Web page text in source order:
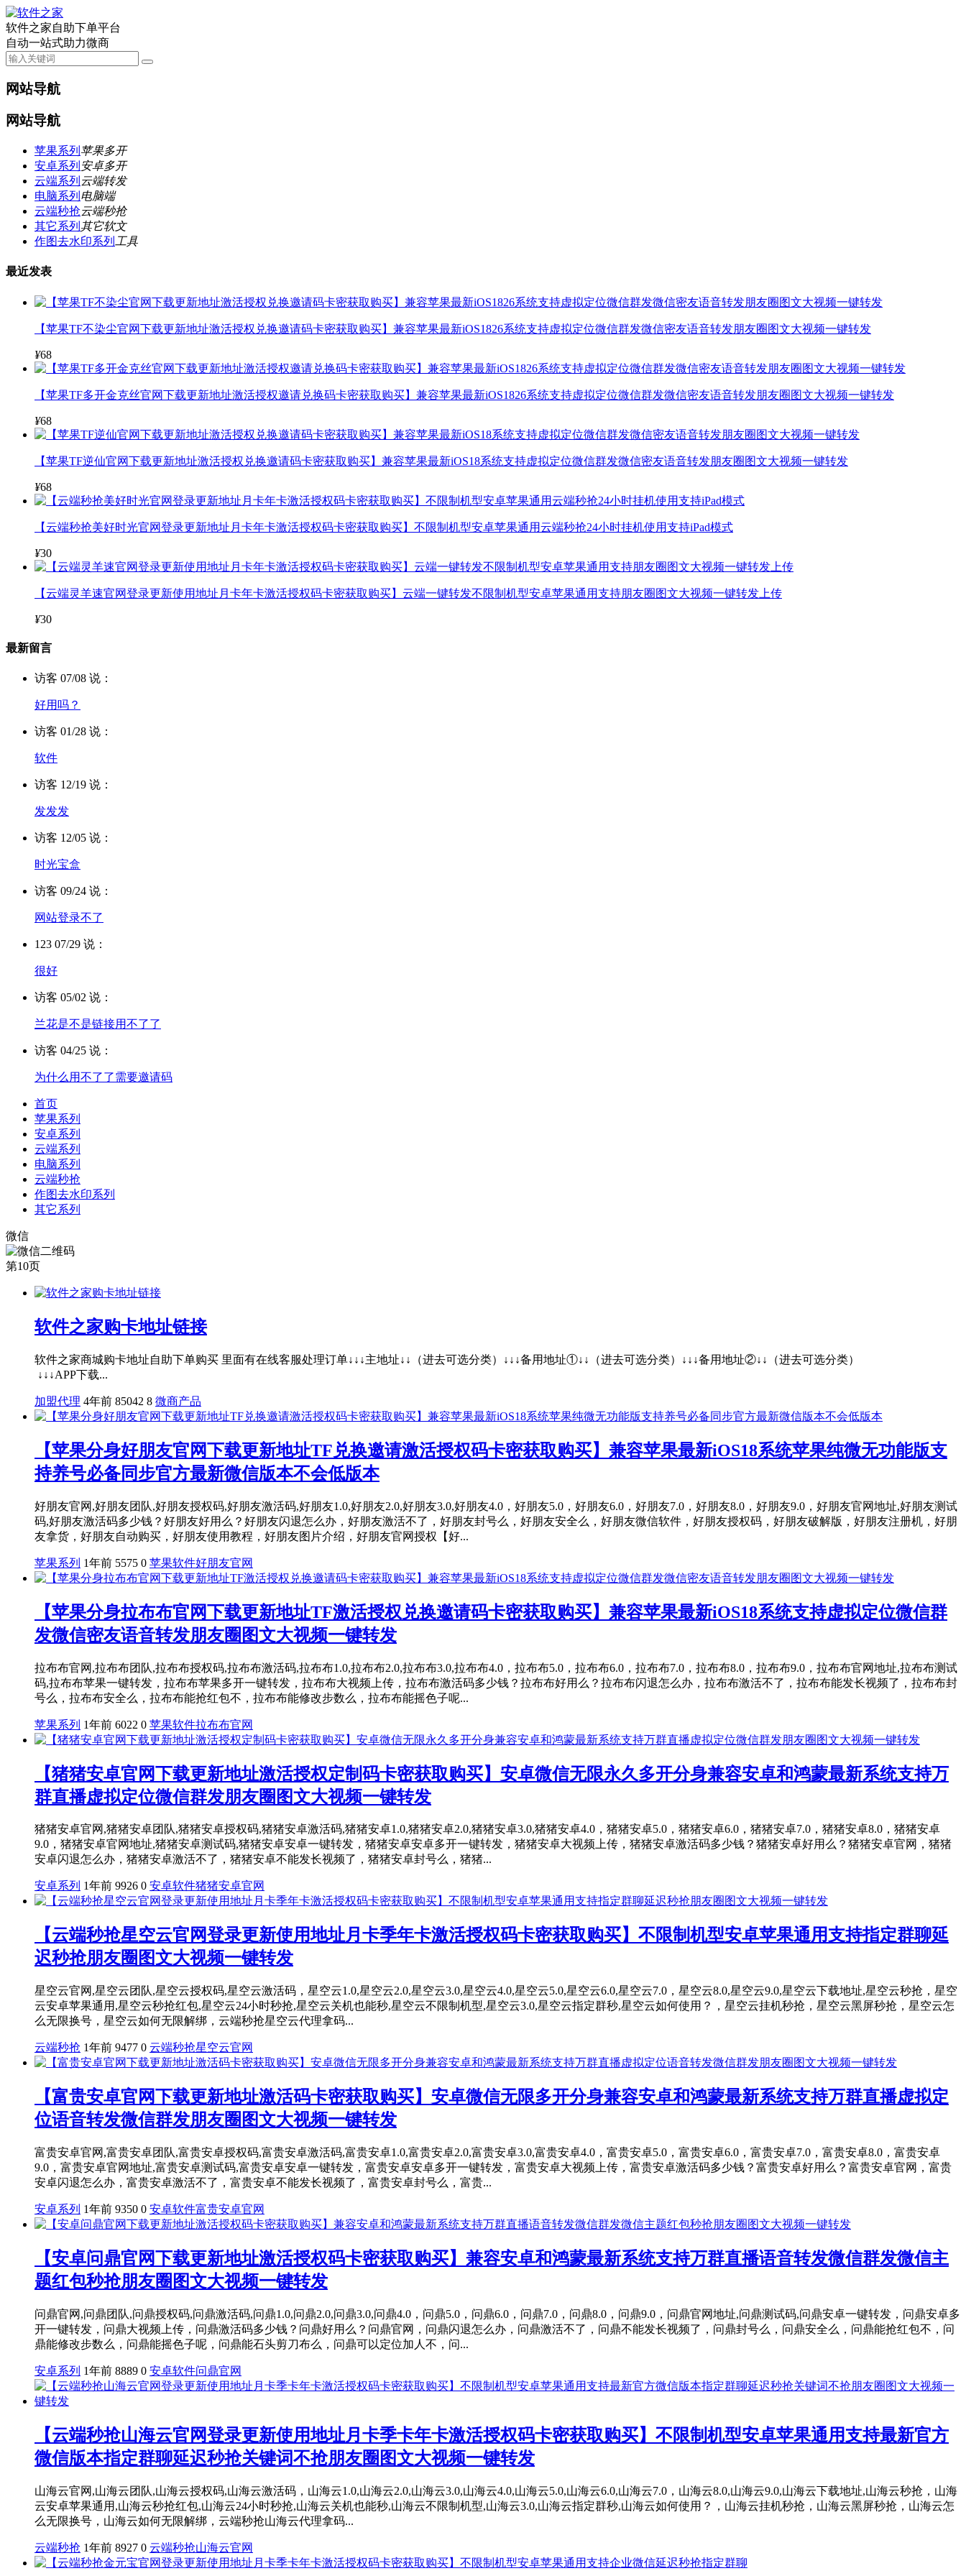
软件之家自助下单平台
自动一站式助力微商
网站导航
网站导航
苹果系列 苹果多开
安卓系列 安卓多开
云端系列 云端转发
电脑系列 电脑端
云端秒抢云端秒抢
其它系列 其它软文
作图去水印系列 工具
最近发表
【苹果TF不染尘官网下载更新地址激活授权兑换邀请码卡密获取购买】兼容苹果最新iOS1826系统支持虚拟定位微信群发微信密友语音转发朋友圈图文大视频一键转发
¥68
【苹果TF多开金克丝官网下载更新地址激活授权邀请兑换码卡密获取购买】兼容苹果最新iOS1826系统支持虚拟定位微信群发微信密友语音转发朋友圈图文大视频一键转发
¥68
【苹果TF逆仙官网下载更新地址激活授权兑换邀请码卡密获取购买】兼容苹果最新iOS18系统支持虚拟定位微信群发微信密友语音转发朋友圈图文大视频一键转发
¥68
【云端秒抢美好时光官网登录更新地址月卡年卡激活授权码卡密获取购买】不限制机型安卓苹果通用云端秒抢24小时挂机使用支持iPad模式
¥30
【云端灵羊速官网登录更新使用地址月卡年卡激活授权码卡密获取购买】云端一键转发不限制机型安卓苹果通用支持朋友圈图文大视频一键转发上传
¥30
最新留言
访客 07/08 说：
好用吗？
访客 01/28 说：
软件
访客 12/19 说：
发发发
访客 12/05 说：
时光宝盒
访客 09/24 说：
网站登录不了
123 07/29 说：
很好
访客 05/02 说：
兰花是不是链接用不了了
访客 04/25 说：
为什么用不了了需要邀请码
首页
苹果系列
安卓系列
云端系列
电脑系列
云端秒抢
作图去水印系列
其它系列
微信
第10页
软件之家购卡地址链接
软件之家商城购卡地址自助下单购买 里面有在线客服处理订单↓↓↓主地址↓↓（进去可选分类）↓↓↓备用地址①↓↓（进去可选分类）↓↓↓备用地址②↓↓（进去可选分类）
↓↓↓APP下载...
加盟代理 4年前 85042 8 微商产品
【苹果分身好朋友官网下载更新地址TF兑换邀请激活授权码卡密获取购买】兼容苹果最新iOS18系统苹果纯微无功能版支
持养号必备同步官方最新微信版本不会低版本
好朋友官网,好朋友团队,好朋友授权码,好朋友激活码,好朋友1.0,好朋友2.0,好朋友3.0,好朋友4.0，好朋友5.0，好朋友6.0，好朋友7.0，好朋友8.0，好朋友9.0，好朋友官网地址,好朋友测试
码,好朋友激活码多少钱？好朋友好用么？好朋友闪退怎么办，好朋友激活不了，好朋友封号么，好朋友安全么，好朋友微信软件，好朋友授权码，好朋友破解版，好朋友注册机，好朋
友拿货，好朋友自动购买，好朋友使用教程，好朋友图片介绍，好朋友官网授权【好...
苹果系列 1年前 5575 0 苹果软件好朋友官网
【苹果分身拉布布官网下载更新地址TF激活授权兑换邀请码卡密获取购买】兼容苹果最新iOS18系统支持虚拟定位微信群
发微信密友语音转发朋友圈图文大视频一键转发
拉布布官网,拉布布团队,拉布布授权码,拉布布激活码,拉布布1.0,拉布布2.0,拉布布3.0,拉布布4.0，拉布布5.0，拉布布6.0，拉布布7.0，拉布布8.0，拉布布9.0，拉布布官网地址,拉布布测试
码,拉布布苹果一键转发，拉布布苹果多开一键转发，拉布布大视频上传，拉布布激活码多少钱？拉布布好用么？拉布布闪退怎么办，拉布布激活不了，拉布布能发长视频了，拉布布封
号么，拉布布安全么，拉布布能抢红包不，拉布布能修改步数么，拉布布能摇色子呢...
苹果系列 1年前 6022 0 苹果软件拉布布官网
【猪猪安卓官网下载更新地址激活授权定制码卡密获取购买】安卓微信无限永久多开分身兼容安卓和鸿蒙最新系统支持万
群直播虚拟定位微信群发朋友圈图文大视频一键转发
猪猪安卓官网,猪猪安卓团队,猪猪安卓授权码,猪猪安卓激活码,猪猪安卓1.0,猪猪安卓2.0,猪猪安卓3.0,猪猪安卓4.0，猪猪安卓5.0，猪猪安卓6.0，猪猪安卓7.0，猪猪安卓8.0，猪猪安卓
9.0，猪猪安卓官网地址,猪猪安卓测试码,猪猪安卓安卓一键转发，猪猪安卓安卓多开一键转发，猪猪安卓大视频上传，猪猪安卓激活码多少钱？猪猪安卓好用么？猪猪安卓官网，猪猪
安卓闪退怎么办，猪猪安卓激活不了，猪猪安卓不能发长视频了，猪猪安卓封号么，猪猪...
安卓系列 1年前 9926 0 安卓软件猪猪安卓官网
【云端秒抢星空云官网登录更新使用地址月卡季年卡激活授权码卡密获取购买】不限制机型安卓苹果通用支持指定群聊延
迟秒抢朋友圈图文大视频一键转发
星空云官网,星空云团队,星空云授权码,星空云激活码，星空云1.0,星空云2.0,星空云3.0,星空云4.0,星空云5.0,星空云6.0,星空云7.0，星空云8.0,星空云9.0,星空云下载地址,星空云秒抢，星空
云安卓苹果通用,星空云秒抢红包,星空云24小时秒抢,星空云关机也能秒,星空云不限制机型,星空云3.0,星空云指定群秒,星空云如何使用？，星空云挂机秒抢，星空云黑屏秒抢，星空云怎
么无限换号，星空云如何无限解绑，云端秒抢星空云代理拿码...
云端秒抢 1年前 9477 0 云端秒抢星空云官网
【富贵安卓官网下载更新地址激活码卡密获取购买】安卓微信无限多开分身兼容安卓和鸿蒙最新系统支持万群直播虚拟定
位语音转发微信群发朋友圈图文大视频一键转发
富贵安卓官网,富贵安卓团队,富贵安卓授权码,富贵安卓激活码,富贵安卓1.0,富贵安卓2.0,富贵安卓3.0,富贵安卓4.0，富贵安卓5.0，富贵安卓6.0，富贵安卓7.0，富贵安卓8.0，富贵安卓
9.0，富贵安卓官网地址,富贵安卓测试码,富贵安卓安卓一键转发，富贵安卓安卓多开一键转发，富贵安卓大视频上传，富贵安卓激活码多少钱？富贵安卓好用么？富贵安卓官网，富贵
安卓闪退怎么办，富贵安卓激活不了，富贵安卓不能发长视频了，富贵安卓封号么，富贵...
安卓系列 1年前 9350 0 安卓软件富贵安卓官网
【安卓问鼎官网下载更新地址激活授权码卡密获取购买】兼容安卓和鸿蒙最新系统支持万群直播语音转发微信群发微信主
题红包秒抢朋友圈图文大视频一键转发
问鼎官网,问鼎团队,问鼎授权码,问鼎激活码,问鼎1.0,问鼎2.0,问鼎3.0,问鼎4.0，问鼎5.0，问鼎6.0，问鼎7.0，问鼎8.0，问鼎9.0，问鼎官网地址,问鼎测试码,问鼎安卓一键转发，问鼎安卓多
开一键转发，问鼎大视频上传，问鼎激活码多少钱？问鼎好用么？问鼎官网，问鼎闪退怎么办，问鼎激活不了，问鼎不能发长视频了，问鼎封号么，问鼎安全么，问鼎能抢红包不，问
鼎能修改步数么，问鼎能摇色子呢，问鼎能石头剪刀布么，问鼎可以定位加人不，问...
安卓系列 1年前 8889 0 安卓软件问鼎官网
【云端秒抢山海云官网登录更新使用地址月卡季卡年卡激活授权码卡密获取购买】不限制机型安卓苹果通用支持最新官方
微信版本指定群聊延迟秒抢关键词不抢朋友圈图文大视频一键转发
山海云官网,山海云团队,山海云授权码,山海云激活码，山海云1.0,山海云2.0,山海云3.0,山海云4.0,山海云5.0,山海云6.0,山海云7.0，山海云8.0,山海云9.0,山海云下载地址,山海云秒抢，山海
云安卓苹果通用,山海云秒抢红包,山海云24小时秒抢,山海云关机也能秒,山海云不限制机型,山海云3.0,山海云指定群秒,山海云如何使用？，山海云挂机秒抢，山海云黑屏秒抢，山海云怎
么无限换号，山海云如何无限解绑，云端秒抢山海云代理拿码...
云端秒抢 1年前 8927 0 云端秒抢山海云官网